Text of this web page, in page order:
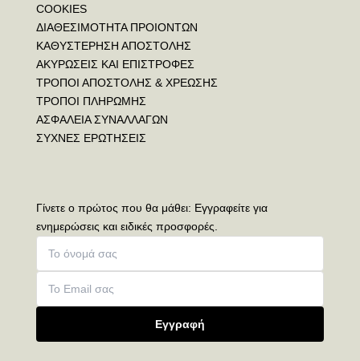
COOKIES
ΔΙΑΘΕΣΙΜΟΤΗΤΑ ΠΡΟΙΟΝΤΩΝ
ΚΑΘΥΣΤΕΡΗΣΗ ΑΠΟΣΤΟΛΗΣ
ΑΚΥΡΩΣΕΙΣ ΚΑΙ ΕΠΙΣΤΡΟΦΕΣ
ΤΡΟΠΟΙ ΑΠΟΣΤΟΛΗΣ & ΧΡΕΩΣΗΣ
ΤΡΟΠΟΙ ΠΛΗΡΩΜΗΣ
ΑΣΦΑΛΕΙΑ ΣΥΝΑΛΛΑΓΩΝ
ΣΥΧΝΕΣ ΕΡΩΤΗΣΕΙΣ
Γίνετε ο πρώτος που θα μάθει: Εγγραφείτε για
ενημερώσεις και ειδικές προσφορές.
Εγγραφή